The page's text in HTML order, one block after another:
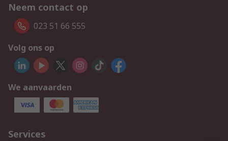
Neem contact op
023 51 66 555
Volg ons op
We aanvaarden
Services